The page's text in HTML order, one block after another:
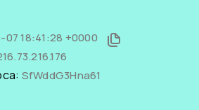
18:41:28 +0000
SfWddG3Hna61